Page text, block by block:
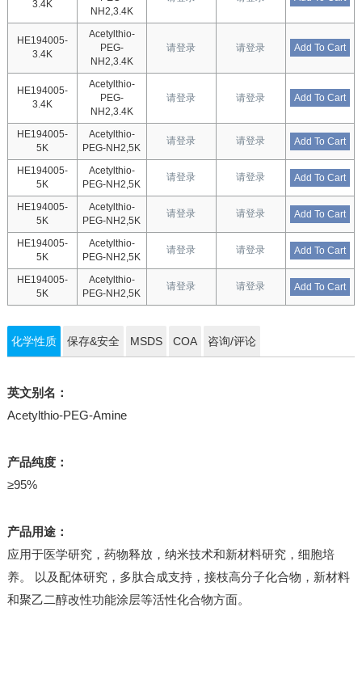
3.4K
NH2,3.4K
HE194005-
3.4K
Acetylthio-
PEG-
NH2,3.4K
请登录 请登录 Add To Cart
HE194005-
3.4K
Acetylthio-
PEG-
NH2,3.4K
请登录 请登录 Add To Cart
HE194005-
5K
Acetylthio-
PEG-NH2,5K
请登录 请登录 Add To Cart
HE194005-
5K
Acetylthio-
PEG-NH2,5K
请登录 请登录 Add To Cart
HE194005-
5K
Acetylthio-
PEG-NH2,5K
请登录 请登录 Add To Cart
HE194005-
5K
Acetylthio-
PEG-NH2,5K
请登录 请登录 Add To Cart
HE194005-
5K
Acetylthio-
PEG-NH2,5K
请登录 请登录 Add To Cart
化学性质 保存&安全 MSDS COA 咨询/评论
英文别名：
Acetylthio-PEG-Amine
产品纯度：
≥95%
产品用途：
应用于医学研究，药物释放，纳米技术和新材料研究，细胞培
养。 以及配体研究，多肽合成支持，接枝高分子化合物，新材料
和聚乙二醇改性功能涂层等活性化合物方面。